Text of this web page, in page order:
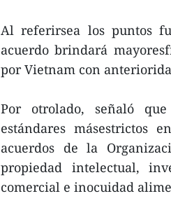
Al referirsea los puntos
acuerdo brindará
por Vietnam con
Por otrolado, señaló
estándares másestrictos
acuerdos de la
propiedad intelectual,
comercial e inocuidad